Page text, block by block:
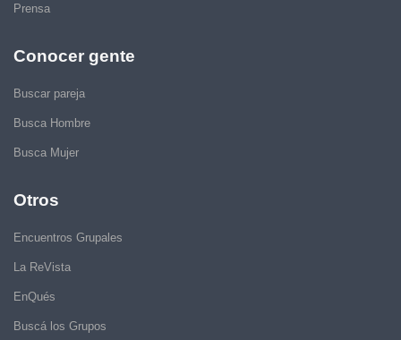
Prensa
Conocer gente
Buscar pareja
Busca Hombre
Busca Mujer
Otros
Encuentros Grupales
La ReVista
EnQués
Buscá los Grupos